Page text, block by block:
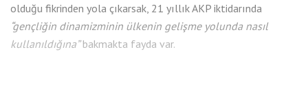
olduğu fikrinden yola çıkarsak, 21 yıllık AKP iktidarında
“gençliğin dinamizminin ülkenin gelişme yolunda nasıl
kullanıldığına”bakmakta fayda var.